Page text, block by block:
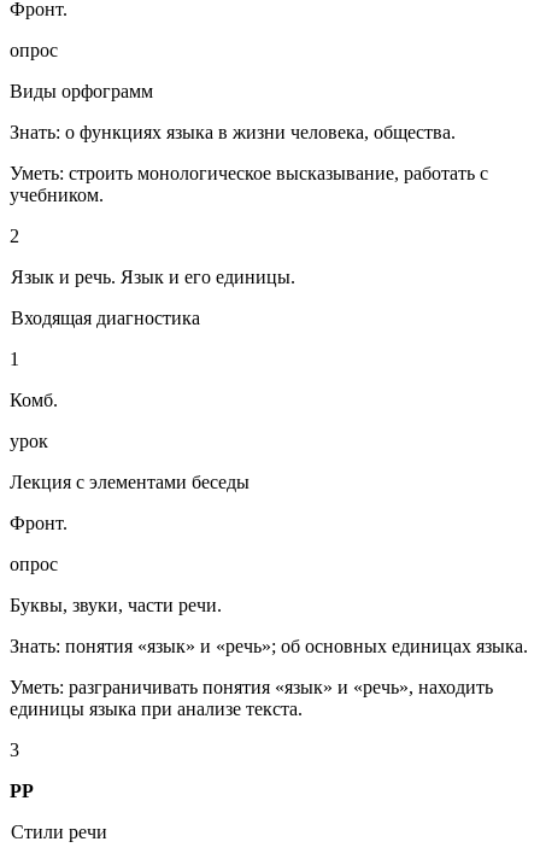
Фронт.
опрос
Виды орфограмм
Знать: о функциях языка в жизни человека, общества.
Уметь: строить монологическое высказывание, работать с
учебником.
2
Язык и речь. Язык и его единицы.
Входящая диагностика
1
Комб.
урок
Лекция с элементами беседы
Фронт.
опрос
Буквы, звуки, части речи.
Знать: понятия «язык» и «речь»; об основных единицах языка.
Уметь: разграничивать понятия «язык» и «речь», находить
единицы языка при анализе текста.
3
РР
Стили речи